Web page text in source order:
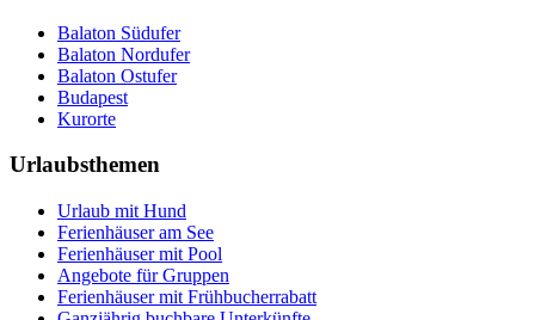
Balaton Südufer
Balaton Nordufer
Balaton Ostufer
Budapest
Kurorte
Urlaubsthemen
Urlaub mit Hund
Ferienhäuser am See
Ferienhäuser mit Pool
Angebote für Gruppen
Ferienhäuser mit Frühbucherrabatt